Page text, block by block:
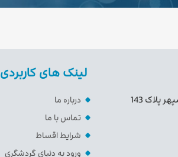
تهران، بلوار مرزداران بین خیابان نارون و سپهر پلاک 143
لینک های کاربردی
درباره ما
تماس با ما
شرایط اقساط
ورود به دنیای گردشگری